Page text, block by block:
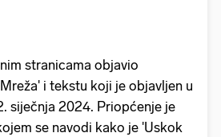
stranicama objavio
i tekstu koji je objavljen u
siječnja 2024. Priopćenje je
se navodi kako je 'Uskok